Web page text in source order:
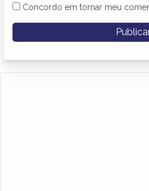
Concordo em tornar meu